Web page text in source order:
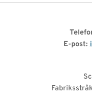
E-post: